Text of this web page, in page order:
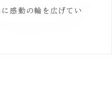
に感動の輪を広げてい